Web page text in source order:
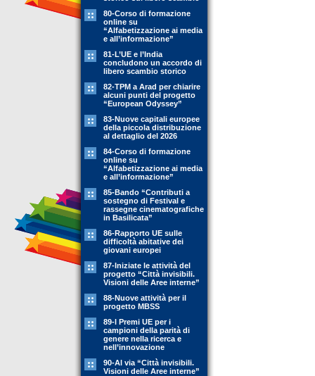
80-Corso di formazione
online su
“Alfabetizzazione ai media
e all’informazione”
81-L’UE e l’India
concludono un accordo di
libero scambio storico
82-TPM a Arad per chiarire
alcuni punti del progetto
“European Odyssey”
83-Nuove capitali europee
della piccola distribuzione
al dettaglio del 2026
84-Corso di formazione
online su
“Alfabetizzazione ai media
e all’informazione”
85-Bando “Contributi a
sostegno di Festival e
rassegne cinematografiche
in Basilicata”
86-Rapporto UE sulle
difficoltà abitative dei
giovani europei
87-Iniziate le attività del
progetto “Città invisibili.
Visioni delle Aree interne”
88-Nuove attività per il
progetto MBSS
89-l Premi UE per i
campioni della parità di
genere nella ricerca e
nell’innovazione
90-Al via “Città invisibili.
Visioni delle Aree interne”